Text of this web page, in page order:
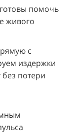
помочь
живого
с
издержки
потери